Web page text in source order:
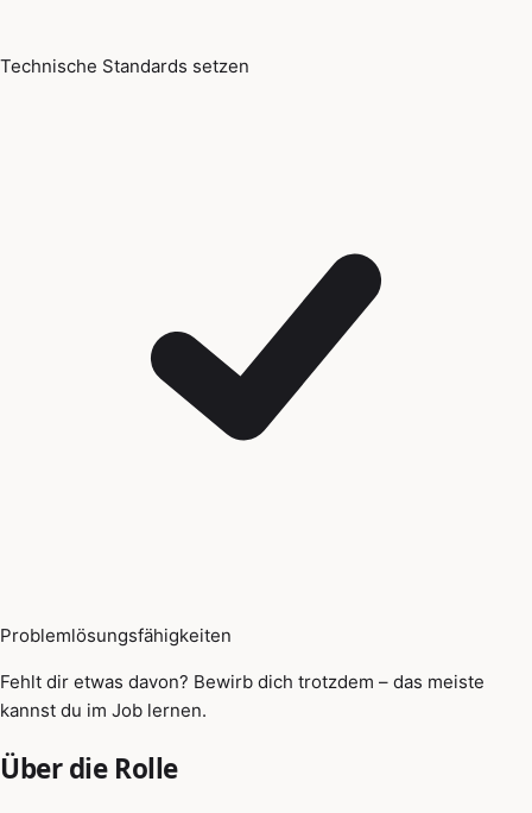
Technische Standards setzen
Problemlösungsfähigkeiten
Fehlt dir etwas davon? Bewirb dich trotzdem – das meiste
kannst du im Job lernen.
Über die Rolle